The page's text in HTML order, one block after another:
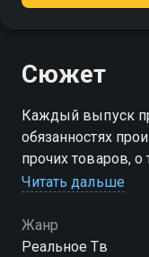
Сюжет
Каждый выпуск
обязанностях
прочих товаров,
покупатель от
восстановить
Читать дальше
Жанр
Реальное Тв